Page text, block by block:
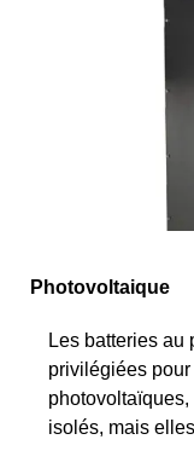
Photovoltaique
Les batteries au
privilégiées
isolés, mais